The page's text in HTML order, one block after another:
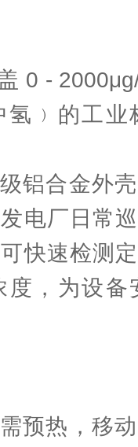
0 -
氢﹚的工
铝合金外
电厂日常
快速检测
度，为设备
预热，移